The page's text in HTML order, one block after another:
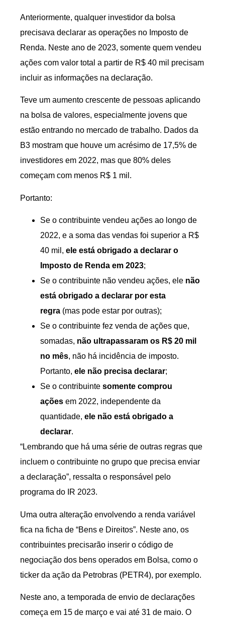
Anteriormente, qualquer investidor da bolsa
precisava declarar as operações no Imposto de
Renda. Neste ano de 2023, somente quem vendeu
ações com valor total a partir de R$ 40 mil precisam
incluir as informações na declaração.
Teve um aumento crescente de pessoas aplicando
na bolsa de valores, especialmente jovens que
estão entrando no mercado de trabalho. Dados da
B3 mostram que houve um acrésimo de 17,5% de
investidores em 2022, mas que 80% deles
começam com menos R$ 1 mil.
Portanto:
Se o contribuinte vendeu ações ao longo de
2022, e a soma das vendas foi superior a R$
40 mil, ele está obrigado a declarar o
Imposto de Renda em 2023;
Se o contribuinte não vendeu ações, ele não
está obrigado a declarar por esta
regra (mas pode estar por outras);
Se o contribuinte fez venda de ações que,
somadas, não ultrapassaram os R$ 20 mil
no mês, não há incidência de imposto.
Portanto, ele não precisa declarar;
Se o contribuinte somente comprou
ações em 2022, independente da
quantidade, ele não está obrigado a
declarar.
“Lembrando que há uma série de outras regras que
incluem o contribuinte no grupo que precisa enviar
a declaração”, ressalta o responsável pelo
programa do IR 2023.
Uma outra alteração envolvendo a renda variável
fica na ficha de “Bens e Direitos”. Neste ano, os
contribuintes precisarão inserir o código de
negociação dos bens operados em Bolsa, como o
ticker da ação da Petrobras (PETR4), por exemplo.
Neste ano, a temporada de envio de declarações
começa em 15 de março e vai até 31 de maio. O